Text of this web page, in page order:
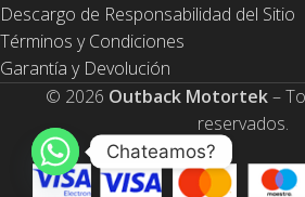
Descargo de Responsabilidad del Sitio
Términos y Condiciones
Garantía y Devolución
© 2026 Outback Motortek–
reservados.
Chateamos?